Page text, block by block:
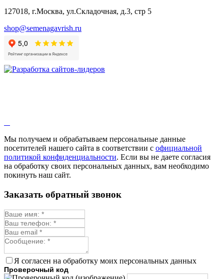
127018, г.Москва, ул.Складочная, д.3, стр 5
shop@semenagavrish.ru
Мы получаем и обрабатываем персональные данные
посетителей нашего сайта в соответствии с официальной
политикой конфиденциальности. Если вы не даете согласия
на обработку своих персональных данных, вам необходимо
покинуть наш сайт.
Заказать обратный звонок
Я согласен на обработку моих персональных данных
Проверочный код